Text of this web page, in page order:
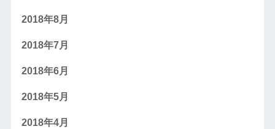
2018年8月
2018年7月
2018年6月
2018年5月
2018年4月